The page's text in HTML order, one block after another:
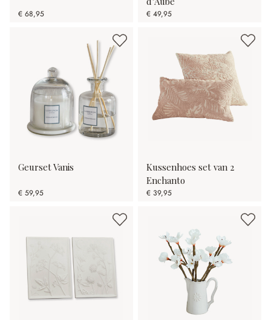
€ 68,95 € 49,95
Geurset Vanis
€ 59,95
Kussenhoes set van 2
Enchanto
€ 39,95